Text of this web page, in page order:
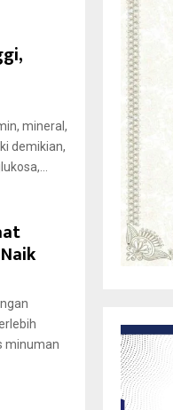
mineral,
demikian,
minuman